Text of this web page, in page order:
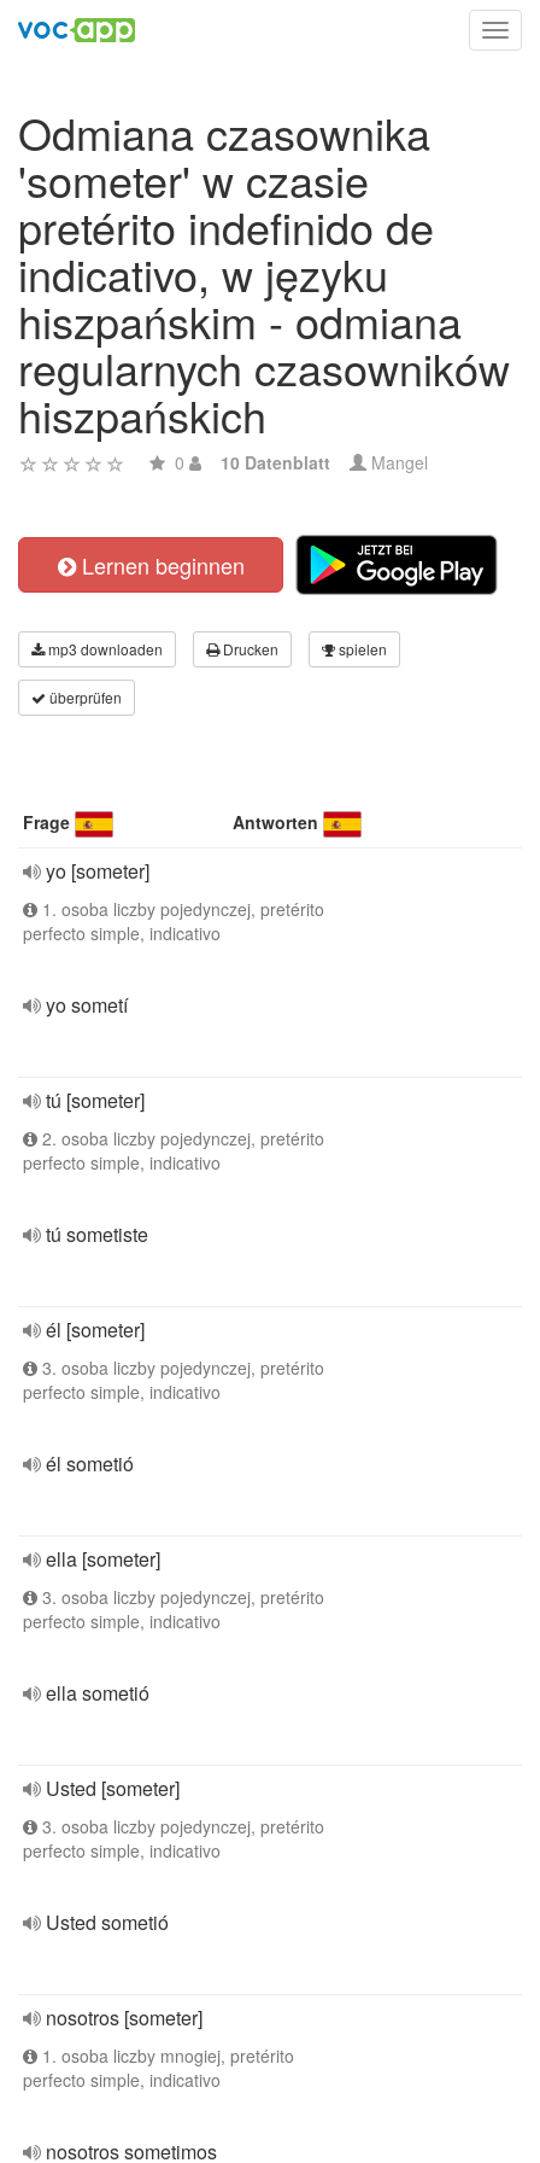
Odmiana czasownika
'someter' w czasie
pretérito indefinido de
indicativo, w języku
hiszpańskim - odmiana
regularnych czasowników
hiszpańskich
0 10 Datenblatt Mangel
Lernen beginnen
mp3 downloaden Drucken spielen
überprüfen
Frage Antworten
yo [someter]
1. osoba liczby pojedynczej, pretérito
perfecto simple, indicativo
yo sometí
tú [someter]
2. osoba liczby pojedynczej, pretérito
perfecto simple, indicativo
tú sometiste
él [someter]
3. osoba liczby pojedynczej, pretérito
perfecto simple, indicativo
él sometió
ella [someter]
3. osoba liczby pojedynczej, pretérito
perfecto simple, indicativo
ella sometió
Usted [someter]
3. osoba liczby pojedynczej, pretérito
perfecto simple, indicativo
Usted sometió
nosotros [someter]
1. osoba liczby mnogiej, pretérito
perfecto simple, indicativo
nosotros sometimos